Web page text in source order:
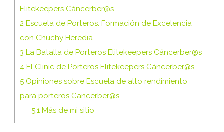
Elitekeepers Cáncerber@s
2 Escuela de Porteros: Formación de Excelencia
con Chuchy Heredia
3 La Batalla de Porteros Elitekeepers Cáncerber@s
4 El Clinic de Porteros Elitekeepers Cáncerber@s
5 Opiniones sobre Escuela de alto rendimiento
para porteros Cancerber@s
5.1Más de mi sitio